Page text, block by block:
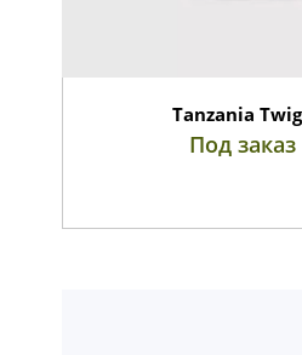
Tanzania
Под заказ